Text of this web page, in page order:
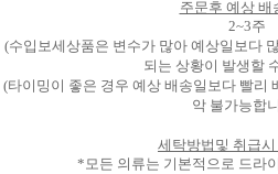
주문후 예상 배
2~3주
(수입보세상품은 변수가 많아 예상일보다
되는 상황이 발생할
(타이밍이 좋은 경우 예상 배송일보다 빨리
악 불가능합
세탁방법및 취급
*모든 의류는 기본적으로 드라